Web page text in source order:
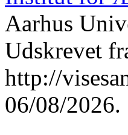
Aarhus
Udskrevet
http://
06/08/2026.